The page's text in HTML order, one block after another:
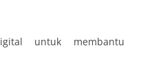
untuk membantu